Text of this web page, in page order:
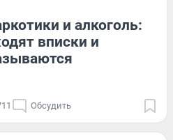
и алкоголь:
вписки и
Обсудить